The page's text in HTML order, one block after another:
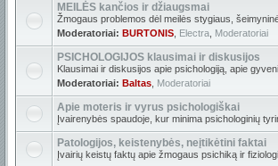
MEILĖS kančios ir džiaugsmai
Žmogaus problemos dėl meilės stygiaus,
Moderatoriai: BURTONIS Electra Moderatoriai
PSICHOLOGIJOS klausimai ir diskusijos
Klausimai ir diskusijos apie psichologiją, apie
Moderatoriai: Baltas Moderatoriai
Apie moteris ir vyrus psichologiškai
Įvairenybės spaudoje, kur minima psichologinių
Patologijos, keistenybės, neįtikėtini faktai
Įvairių keistų faktų apie žmogaus psichiką ir